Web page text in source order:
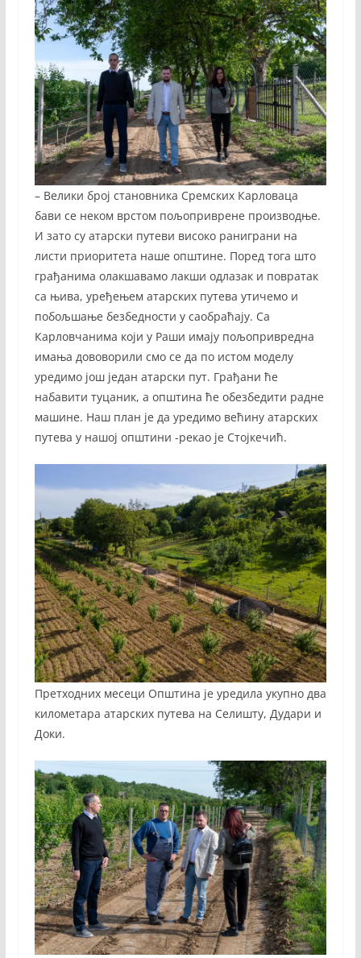
– Велики број становника Сремских Карловаца
бави се неком врстом пољоприврене производње.
И зато су атарски путеви високо раниграни на
листи приоритета наше општине. Поред тога што
грађанима олакшавамо лакши одлазак и повратак
са њива, уређењем атарских путева утичемо и
побољшање безбедности у саобраћају. Са
Карловчанима који у Раши имају пољопривредна
имања дововорили смо се да по истом моделу
уредимо још један атарски пут. Грађани ће
набавити туцаник, а општина ће обезбедити радне
машине. Наш план је да уредимо већину атарских
путева у нашој општини -рекао је Стојкечић.
Претходних месеци Општина је уредила укупно два
километара атарских путева на Селишту, Дудари и
Доки.